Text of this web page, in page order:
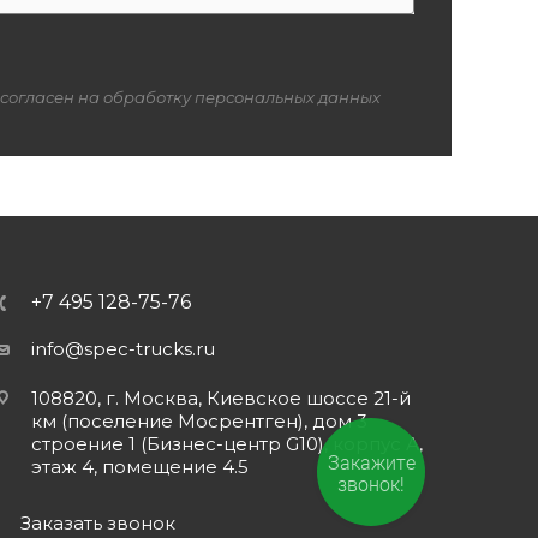
на обработку персональных данных
+7 495 128-75-76
info@spec-trucks.ru
108820, г. Москва, Киевское шоссе 21-й
км (поселение Мосрентген), дом 3
строение 1 (Бизнес-центр G10), корпус А,
этаж 4, помещение 4.5
Заказать звонок
Закажите
звонок!